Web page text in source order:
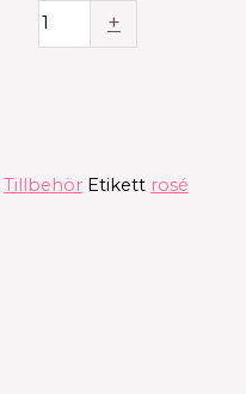
+
Tillbehör Etikett rosé